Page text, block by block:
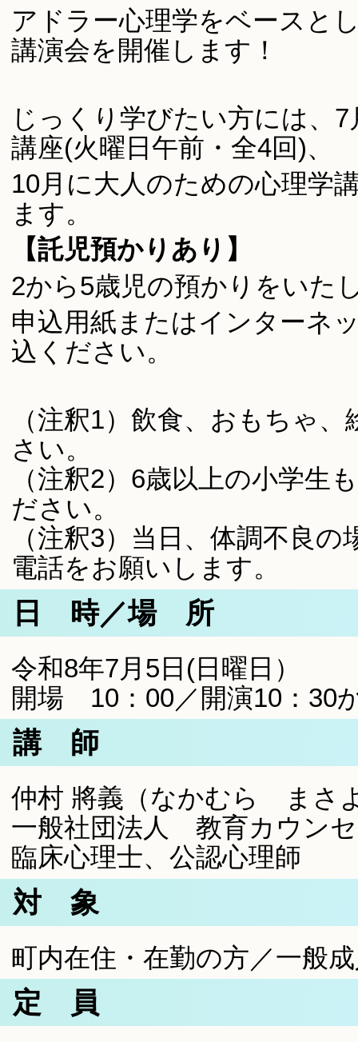
アドラー心理学をベースと
講演会を開催します！
じっくり学びたい方には、
講座(火曜日午前・全4回)、
10月に大人のための心理学
ます。
【託児預かりあり】
2から5歳児の預かりをいた
申込用紙またはインターネ
込ください。
（注釈1）飲食、おもちゃ
さい。
（注釈2）6歳以上の小学生
ださい。
（注釈3）当日、体調不良
電話をお願いします。
日 時／場 所
令和8年7月5日(日曜日）
開場 10：00／開演10：30
講 師
仲村 將義（なかむら まさ
一般社団法人 教育カウン
臨床心理士、公認心理師
対 象
町内在住・在勤の方／一般
定 員